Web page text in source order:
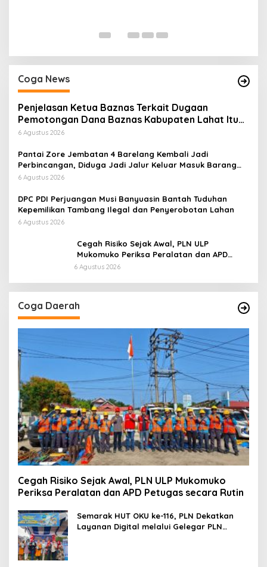
Coga News
Penjelasan Ketua Baznas Terkait Dugaan
Pemotongan Dana Baznas Kabupaten Lahat Itu
Tidak Benar
6 Agustus 2026
Pantai Zore Jembatan 4 Barelang Kembali Jadi
Perbincangan, Diduga Jadi Jalur Keluar Masuk Barang
Tanpa Dokumen Kepabeanan, Nama Berinisial WL
di Kawasan Pesisir
6 Agustus 2026
DPC PDI Perjuangan Musi Banyuasin Bantah Tuduhan
Kepemilikan Tambang Ilegal dan Penyerobotan Lahan
6 Agustus 2026
Cegah Risiko Sejak Awal, PLN ULP
Mukomuko Periksa Peralatan dan APD
Petugas secara Rutin
6 Agustus 2026
Coga Daerah
Cegah Risiko Sejak Awal, PLN ULP Mukomuko
Periksa Peralatan dan APD Petugas secara Rutin
Semarak HUT OKU ke-116, PLN Dekatkan
Layanan Digital melalui Gelegar PLN